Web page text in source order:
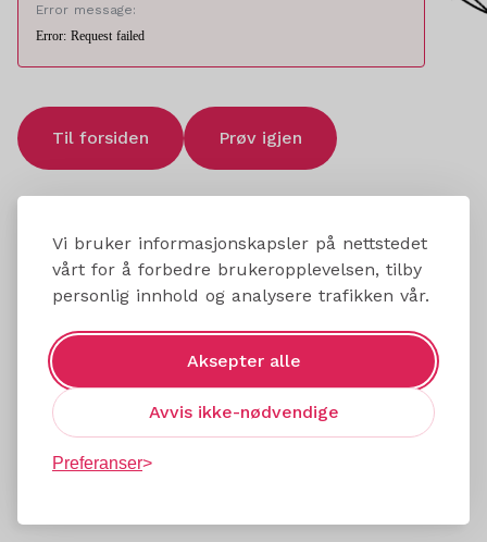
Vi bruker informasjonskapsler på nettstedet
vårt for å forbedre brukeropplevelsen, tilby
personlig innhold og analysere trafikken vår.
Aksepter alle
Avvis ikke-nødvendige
Preferanser
Error message:
Error: Request failed
Til forsiden Prøv igjen